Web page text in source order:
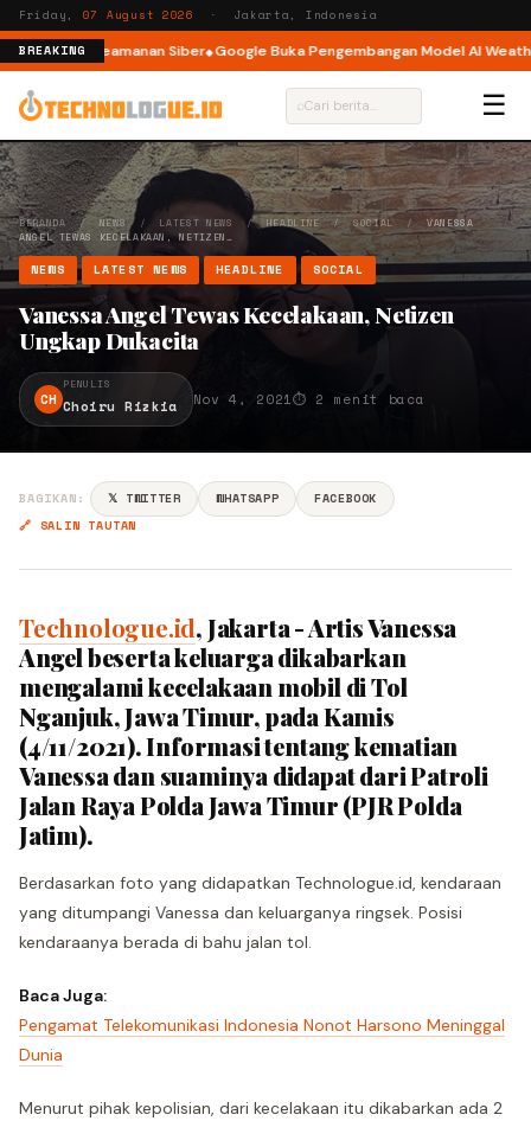
Friday, 07 August 2026 · Jakarta, Indonesia
BREAKING
Insiden Keamanan Siber Google Buka Pengembangan Model AI
⌕ ☰
BERANDA / NEWS/ LATEST NEWS / HEADLINE/SOCIAL/VANESSA
ANGEL TEWAS KECELAKAAN, NETIZEN…
NEWS LATEST NEWS HEADLINE SOCIAL
Vanessa Angel Tewas Kecelakaan, Netizen
Ungkap Dukacita
CH
PENULIS
Choiru Rizkia Nov 4, 2021⏱ 2 menit baca
BAGIKAN: 𝕏 TWITTER WHATSAPP
FACEBOOK
🔗 SALIN TAUTAN
Technologue.id, Jakarta - Artis Vanessa
Angel beserta keluarga dikabarkan
mengalami kecelakaan mobil di Tol
Nganjuk, Jawa Timur, pada Kamis
(4/11/2021). Informasi tentang kematian
Vanessa dan suaminya didapat dari Patroli
Jalan Raya Polda Jawa Timur (PJR Polda
Jatim).
Berdasarkan foto yang didapatkan Technologue.id, kendaraan
yang ditumpangi Vanessa dan keluarganya ringsek. Posisi
kendaraanya berada di bahu jalan tol.
Baca Juga:
Pengamat Telekomunikasi Indonesia Nonot Harsono Meninggal
Dunia
Menurut pihak kepolisian, dari kecelakaan itu dikabarkan ada 2